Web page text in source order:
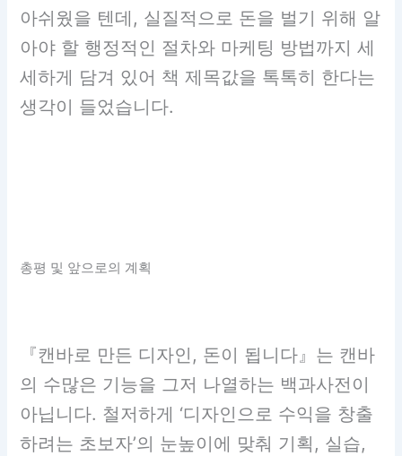
아쉬웠을 텐데, 실질적으로 돈을 벌기 위해 알
아야 할 행정적인 절차와 마케팅 방법까지 세
세하게 담겨 있어 책 제목값을 톡톡히 한다는
생각이 들었습니다.
총평 및 앞으로의 계획
『캔바로 만든 디자인, 돈이 됩니다』는 캔바
의 수많은 기능을 그저 나열하는 백과사전이
아닙니다. 철저하게 ‘디자인으로 수익을 창출
하려는 초보자’의 눈높이에 맞춰 기획, 실습,